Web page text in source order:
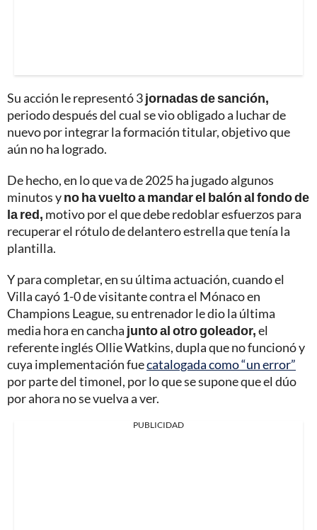
Su acción le representó 3jornadas de sanción,
periodo después del cual se vio obligado a luchar de
nuevo por integrar la formación titular, objetivo que
aún no ha logrado.
De hecho, en lo que va de 2025 ha jugado algunos
minutos yno ha vuelto a mandar el balón al fondo de
la red, motivo por el que debe redoblar esfuerzos para
recuperar el rótulo de delantero estrella que tenía la
plantilla.
Y para completar, en su última actuación, cuando el
Villa cayó 1-0 de visitante contra el Mónaco en
Champions League, su entrenador le dio la última
media hora en cancha junto al otro goleador,el
referente inglés Ollie Watkins, dupla que no funcionó y
cuya implementación fuecatalogada como “un error”
por parte del timonel, por lo que se supone que el dúo
por ahora no se vuelva a ver.
PUBLICIDAD